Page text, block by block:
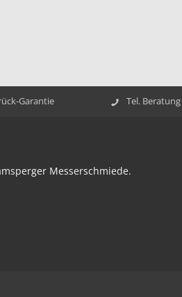
Garantie Tel.
Messerschmiede.